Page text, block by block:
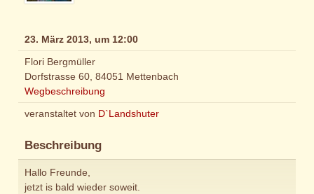
23. März 2013, um 12:00
Flori Bergmüller
Dorfstrasse 60, 84051 Mettenbach
Wegbeschreibung
veranstaltet von D`Landshuter
Beschreibung
Hallo Freunde,
jetzt is bald wieder soweit.